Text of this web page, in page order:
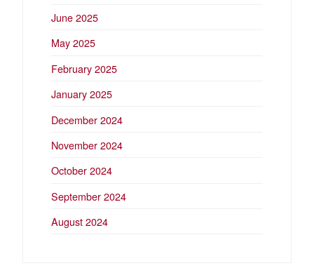
June 2025
May 2025
February 2025
January 2025
December 2024
November 2024
October 2024
September 2024
August 2024